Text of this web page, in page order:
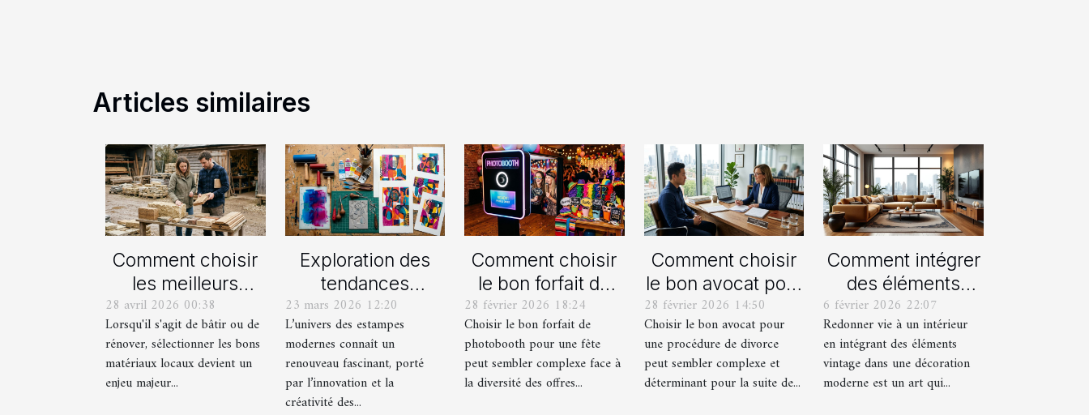
Articles similaires
Comment choisir
les meilleurs
matériaux locaux
pour votre maison
?
28 avril 2026 00:38
Lorsqu'il s'agit de bâtir ou de
rénover, sélectionner les bons
matériaux locaux devient un
enjeu majeur...
Exploration des
tendances
actuelles en
estampes
modernes
23 mars 2026 12:20
L’univers des estampes
modernes connaît un
renouveau fascinant, porté
par l’innovation et la
créativité des...
Comment choisir
le bon forfait de
photobooth pour
votre fête
28 février 2026 18:24
Choisir le bon forfait de
photobooth pour une fête
peut sembler complexe face à
la diversité des offres...
Comment choisir
le bon avocat pour
votre procédure
de divorce ?
28 février 2026 14:50
Choisir le bon avocat pour
une procédure de divorce
peut sembler complexe et
déterminant pour la suite de...
Comment intégrer
des éléments
vintage dans une
décoration
moderne ?
6 février 2026 22:07
Redonner vie à un intérieur
en intégrant des éléments
vintage dans une décoration
moderne est un art qui...